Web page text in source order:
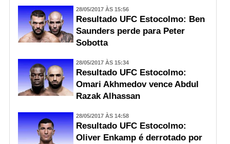
28/05/2017 ÀS 15:56
Resultado UFC Estocolmo: Ben
Saunders perde para Peter
Sobotta
28/05/2017 ÀS 15:34
Resultado UFC Estocolmo:
Omari Akhmedov vence Abdul
Razak Alhassan
28/05/2017 ÀS 14:58
Resultado UFC Estocolmo:
Oliver Enkamp é derrotado por